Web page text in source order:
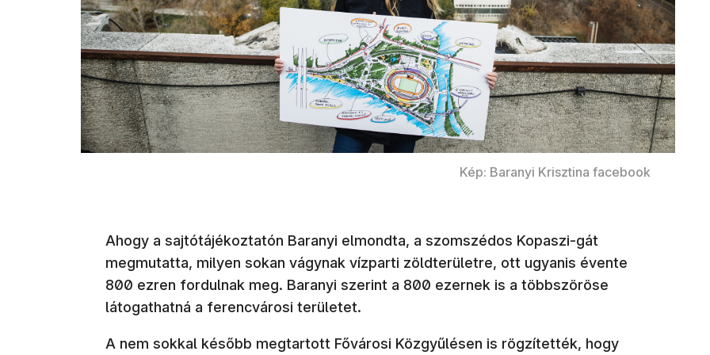
Kép: Baranyi Krisztina facebook
Ahogy a sajtótájékoztatón Baranyi elmondta, a szomszédos Kopaszi-gát
megmutatta, milyen sokan vágynak vízparti zöldterületre, ott ugyanis évente
800 ezren fordulnak meg. Baranyi szerint a 800 ezernek is a többszöröse
látogathatná a ferencvárosi területet.
A nem sokkal később megtartott Fővárosi Közgyűlésen is rögzítették, hogy